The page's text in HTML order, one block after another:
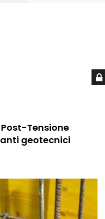
Tensione
geotecnici